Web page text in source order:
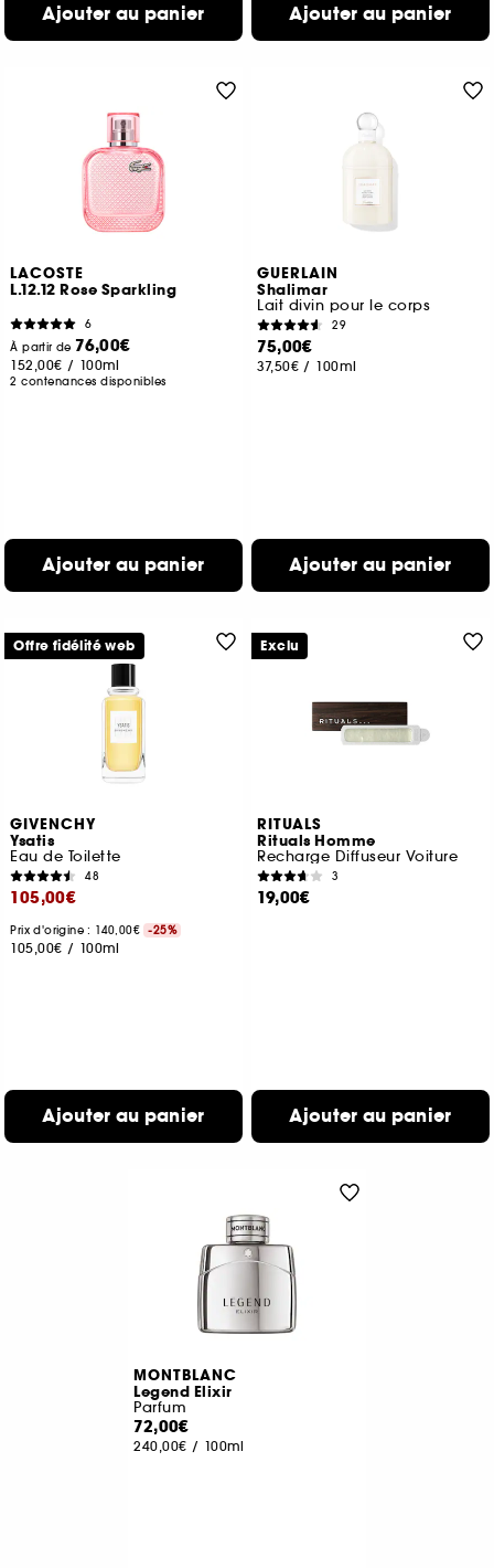
Ajouter au panier Ajouter au panier
LACOSTE
L.12.12 Rose Sparkling
6
À partir de 76,00€
152,00€ / 100ml
2 contenances disponibles
Ajouter au panier
GUERLAIN
Shalimar
Lait divin pour le corps
29
75,00€
37,50€ / 100ml
Ajouter au panier
GIVENCHY
Ysatis
Eau de Toilette
48
105,00€
Prix d'origine : 140,00€ -25%
105,00€ / 100ml
Ajouter au panier
Offre fidélité web
RITUALS
Rituals Homme
Recharge Diffuseur Voiture
3
19,00€
Ajouter au panier
Exclu
MONTBLANC
Legend Elixir
Parfum
72,00€
240,00€ / 100ml